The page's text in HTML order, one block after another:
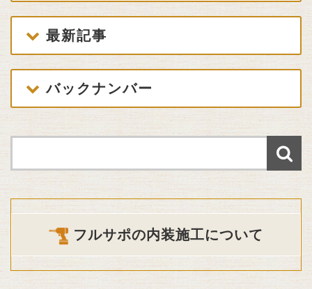
最新記事
バックナンバー
フルサポの内装施工について